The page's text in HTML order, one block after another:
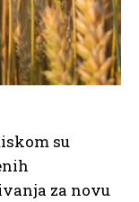
su
za novu